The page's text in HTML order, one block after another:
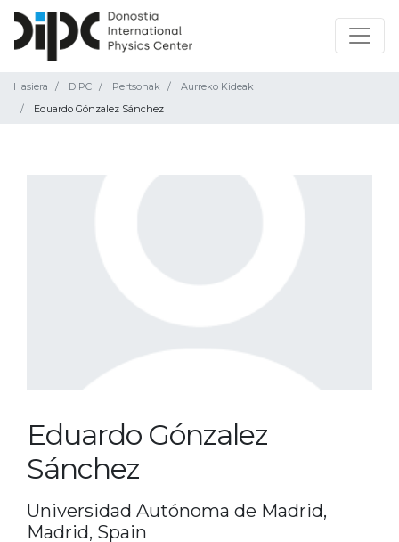
Hasiera DIPC Pertsonak
Aurreko Kideak
Eduardo Gónzalez Sánchez
Eduardo Gónzalez
Sánchez
Universidad Autónoma de Madrid,
Madrid, Spain